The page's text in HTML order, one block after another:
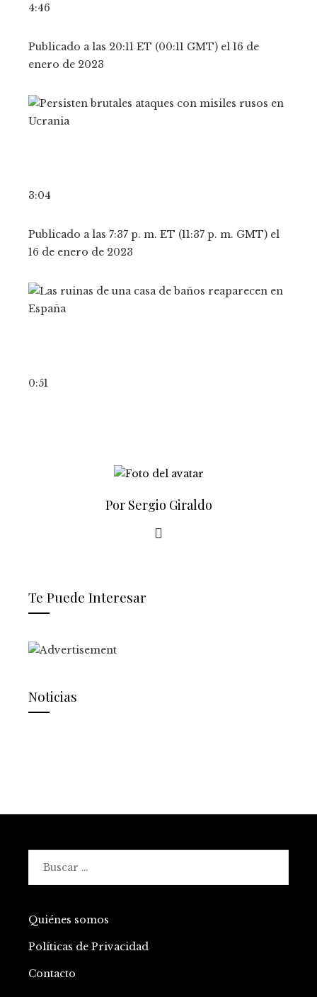
4:46
Publicado a las 20:11 ET (00:11 GMT) el 16 de
enero de 2023
3:04
Publicado a las 7:37 p. m. ET (11:37 p. m. GMT) el
16 de enero de 2023
0:51
Por Sergio Giraldo
Te Puede Interesar
Noticias
Quiénes somos
Políticas de Privacidad
Contacto